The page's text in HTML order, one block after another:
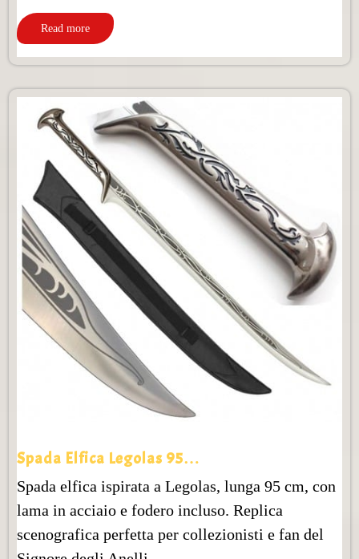
Read more
Spada Elfica Legolas 95…
Spada elfica ispirata a Legolas, lunga 95 cm, con
lama in acciaio e fodero incluso. Replica
scenografica perfetta per collezionisti e fan del